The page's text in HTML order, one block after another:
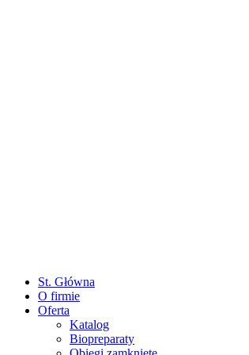
St. Główna
O firmie
Oferta
Katalog
Biopreparaty